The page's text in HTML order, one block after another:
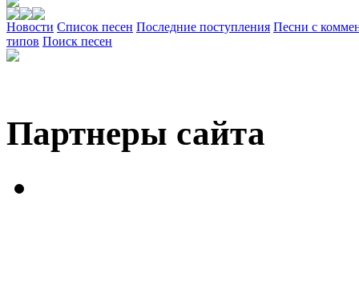
Новости Cписок песен Последние поступления Песни с
типов Поиск песен
Партнеры сайта